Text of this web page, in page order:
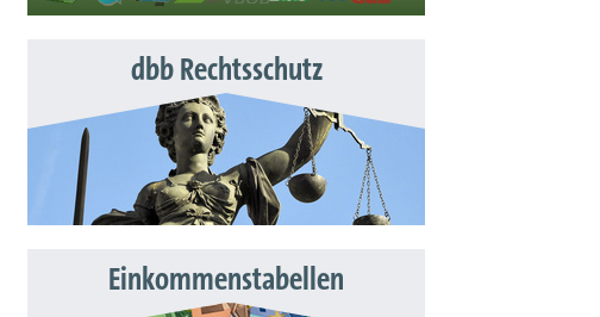
dbb Rechtsschutz
Einkommenstabellen